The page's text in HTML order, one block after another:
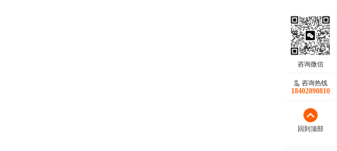
咨询热线
18402890810
回到顶部